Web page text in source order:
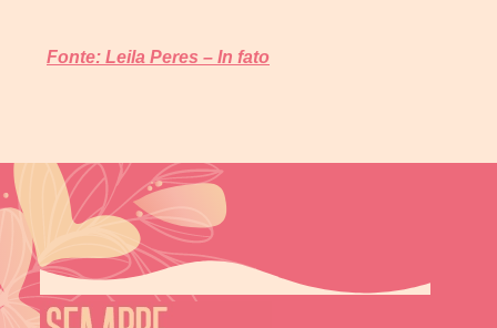
Fonte: Leila Peres – In fato